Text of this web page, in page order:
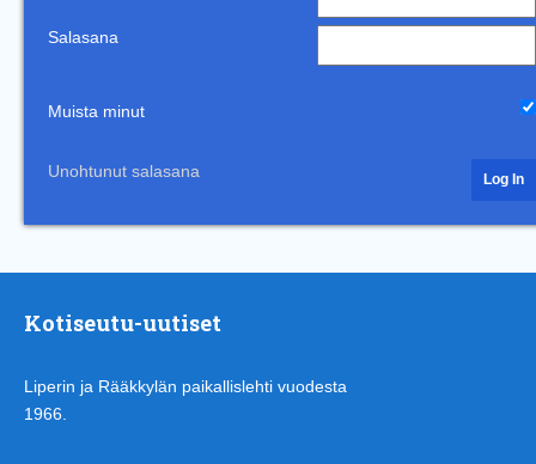
Salasana
Muista minut
Unohtunut salasana
Kotiseutu-uutiset
Liperin ja Rääkkylän paikallislehti vuodesta
1966.